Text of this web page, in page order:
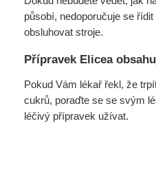
působí, nedoporučuje se
obsluhovat stroje.
Přípravek Elicea
Pokud Vám lékař řekl, že
cukrů, poraďte se se svým
léčivý přípravek užívat.